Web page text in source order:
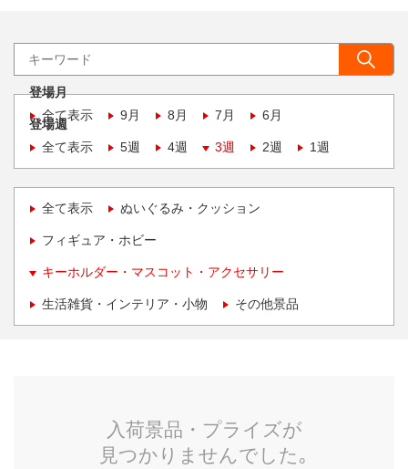
登場月
全て表示
9月 8月 7月 6月
登場週
全て表示
5週 4週 3週 2週 1週
全て表示 ぬいぐるみ・クッション
フィギュア・ホビー
キーホルダー・マスコット・アクセサリー
生活雑貨・インテリア・小物 その他景品